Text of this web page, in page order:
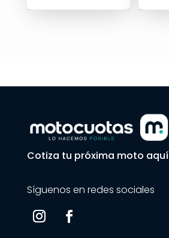
Cotiza tu próxima moto aquí
Síguenos en redes sociales